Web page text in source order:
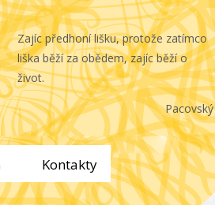
Zajíc předhoní lišku, protože zatímco
liška běží za obědem, zajíc běží o
život.
Pacovský
Kontakty